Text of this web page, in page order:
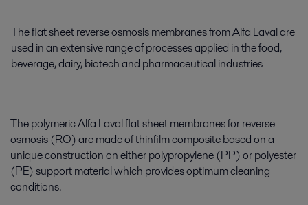
The flat sheet reverse osmosis membranes from Alfa Laval are
used in an extensive range of processes applied in the food,
beverage, dairy, biotech and pharmaceutical industries
The polymeric Alfa Laval flat sheet membranes for reverse
osmosis (RO) are made of thinfilm composite based on a
unique construction on either polypropylene (PP) or polyester
(PE) support material which provides optimum cleaning
conditions.